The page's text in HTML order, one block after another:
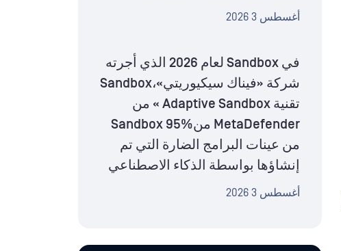
أغسطس 3 2026
في Sandbox لعام 2026 الذي أجرته
شركة «فيناك سيكيوريتي»،Sandbox
تقنية Adaptive Sandbox » من
MetaDefender منSandbox 95%
من عينات البرامج الضارة التي تم
إنشاؤها بواسطة الذكاء الاصطناعي
أغسطس 3 2026